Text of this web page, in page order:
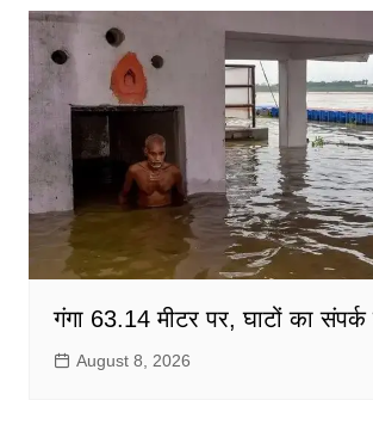
गंगा 63.14 मीटर पर, घाटों का संपर्क
August 8, 2026